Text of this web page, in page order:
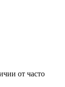
от часто